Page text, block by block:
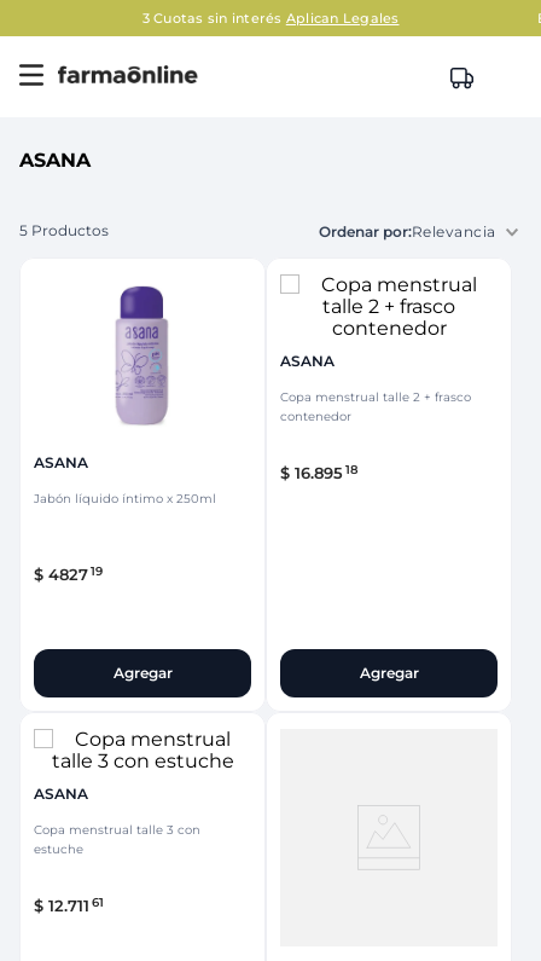
3 Cuotas sin interés Aplican Legales
ASANA
5 Productos Relevancia
ASANA
Jabón líquido íntimo x 250ml
$ 482719
Agregar
ASANA
Copa menstrual talle 2 + frasco
contenedor
$ 16.89518
Agregar
ASANA
Copa menstrual talle 3 con
estuche
$ 12.711 61